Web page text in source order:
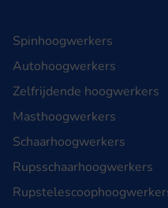
Spinhoogwerkers
Autohoogwerkers
Zelfrijdende hoogwerkers
Masthoogwerkers
Schaarhoogwerkers
Rupsschaarhoogwerkers